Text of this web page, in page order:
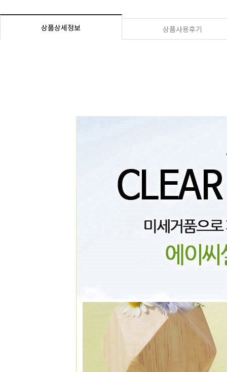
상품상세정보 상품사용후기